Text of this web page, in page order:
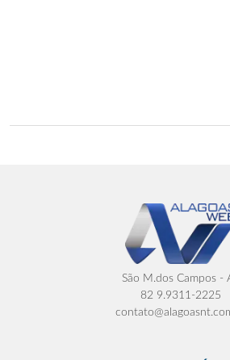
São M.dos Campos -
82 9.9311-2225